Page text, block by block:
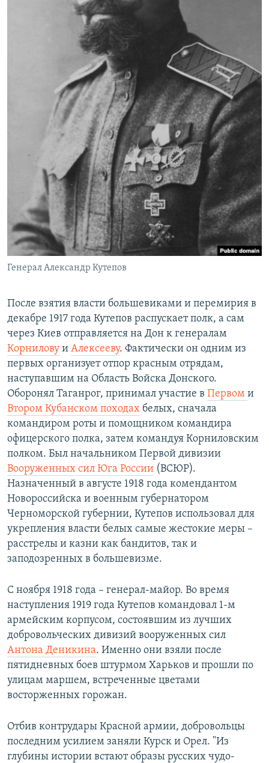
Генерал Александр Кутепов
После взятия власти большевиками и перемирия в
декабре 1917 года Кутепов распускает полк, а сам
через Киев отправляется на Дон к генералам
Корнилову и Алексееву. Фактически он одним из
первых организует отпор красным отрядам,
наступавшим на Область Войска Донского.
Оборонял Таганрог, принимал участие в Первом и
Втором Кубанском походах белых, сначала
командиром роты и помощником командира
офицерского полка, затем командуя Корниловским
полком. Был начальником Первой дивизии
Вооруженных сил Юга России (ВСЮР).
Назначенный в августе 1918 года комендантом
Новороссийска и военным губернатором
Черноморской губернии, Кутепов использовал для
укрепления власти белых самые жестокие меры –
расстрелы и казни как бандитов, так и
заподозренных в большевизме.
С ноября 1918 года – генерал-майор. Во время
наступления 1919 года Кутепов командовал 1-м
армейским корпусом, состоявшим из лучших
добровольческих дивизий вооруженных сил
Антона Деникина. Именно они взяли после
пятидневных боев штурмом Харьков и прошли по
улицам маршем, встреченные цветами
восторженных горожан.
Отбив контрудары Красной армии, добровольцы
последним усилием заняли Курск и Орел. "Из
глубины истории встают образы русских чудо-